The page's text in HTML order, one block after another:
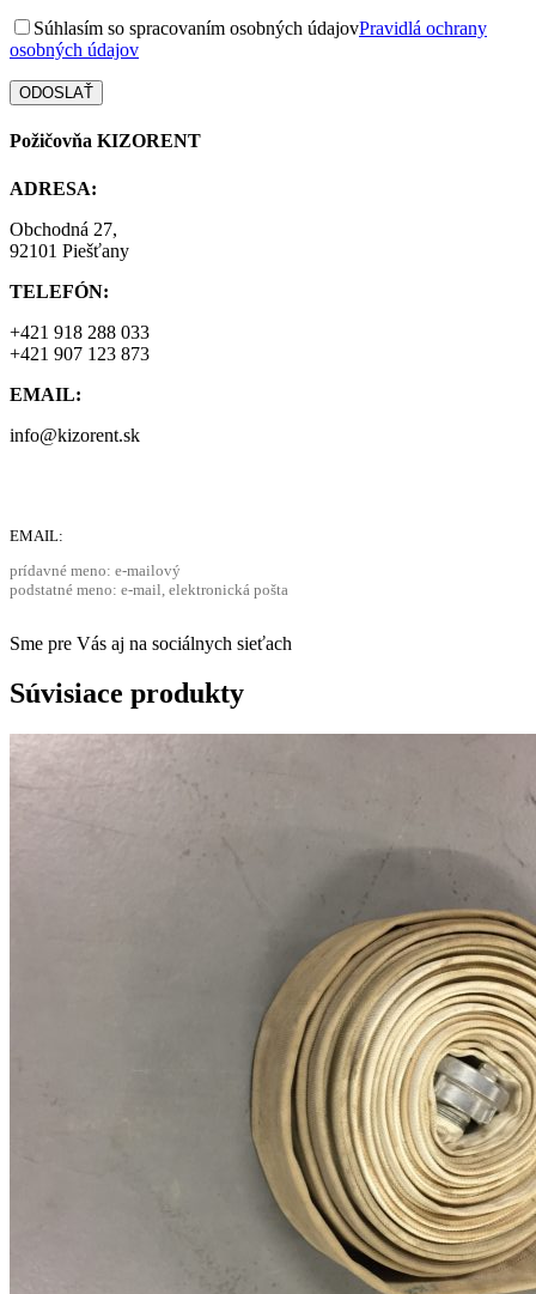
Súhlasím so spracovaním osobných údajovPravidlá ochrany
osobných údajov
Požičovňa KIZORENT
ADRESA:
Obchodná 27,
92101 Piešťany
TELEFÓN:
+421 918 288 033
+421 907 123 873
EMAIL:
info@kizorent.sk
EMAIL:
prídavné meno: e-mailový
podstatné meno: e-mail, elektronická pošta
Sme pre Vás aj na sociálnych sieťach
Súvisiace produkty